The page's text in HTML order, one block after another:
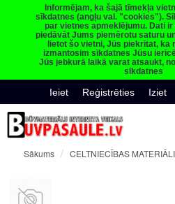
Informējam, ka šajā tīmekļa
sīkdatnes (angļu val. "cookies").
par vietnes apmeklējumu. Dati ir
piedāvāt Jums piemērotu saturu
lietot šo vietni, Jūs piekrītat, ka
izmantosim sīkdatnes Jūsu
Jūs jebkurā laikā varat atsaukt,
sīkdatnes
Ieiet Reģistrēties Iziet
Sākums CELTNIECĪBAS MATERIĀLI